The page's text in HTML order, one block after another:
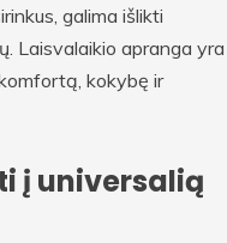
galima išlikti
Laisvalaikio apranga yra
kokybę ir
į universalią